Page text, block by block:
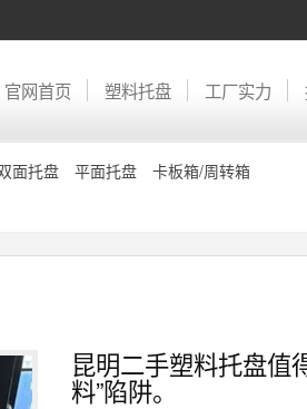
官网首页 塑料托盘 工厂实力
面托盘 平面托盘
卡板箱/周转箱
昆明二手塑料托盘值
料”陷阱。